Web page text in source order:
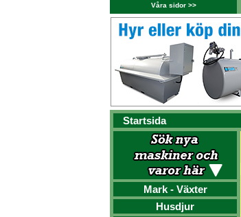
Våra sidor >>
Startsida
Mark - Växter
Husdjur